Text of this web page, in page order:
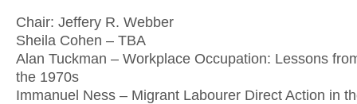
Chair: Jeffery R. Webber
Sheila Cohen – TBA
Alan Tuckman – Workplace Occupation: Lessons
the 1970s
Immanuel Ness – Migrant Labourer Direct Action in